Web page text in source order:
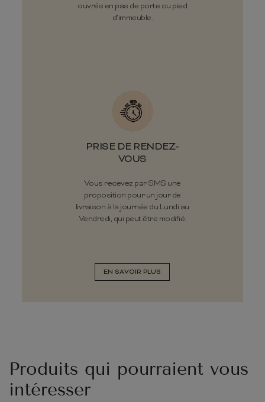
ouvrés en pas de porte ou pied
d'immeuble.
PRISE DE RENDEZ-
VOUS
Vous recevez par SMS une
proposition pour un jour de
livraison à la journée du Lundi au
Vendredi, qui peut être modifié.
EN SAVOIR PLUS
Produits qui pourraient vous
intéresser